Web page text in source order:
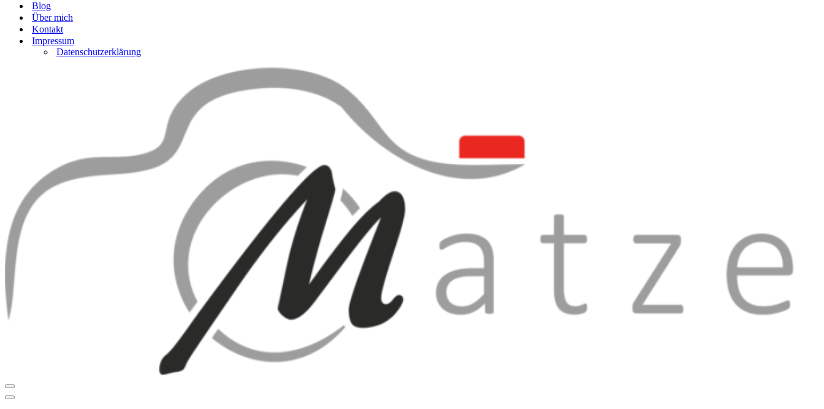
Blog
Über mich
Kontakt
Impressum
Datenschutzerklärung
Navigationsmenü
Navigationsmenü